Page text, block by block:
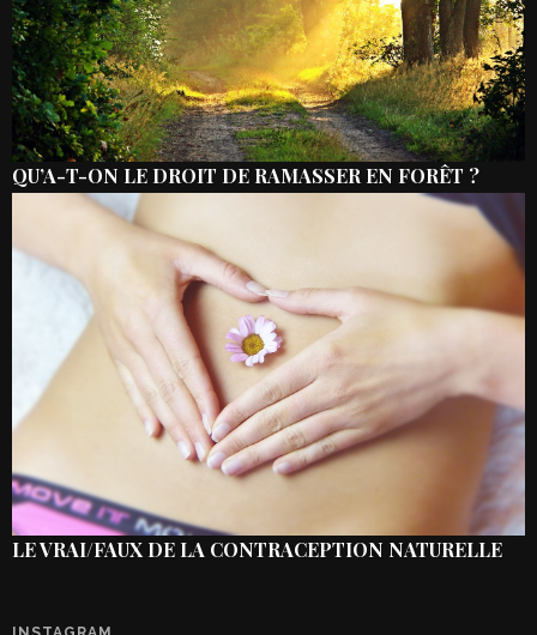
QU’A-T-ON LE DROIT DE RAMASSER EN FORÊT ?
LE VRAI/FAUX DE LA CONTRACEPTION NATURELLE